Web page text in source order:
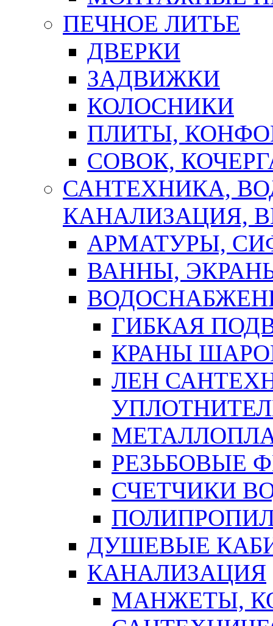
ПЕЧНОЕ ЛИТЬЕ
ДВЕРКИ
ЗАДВИЖКИ
КОЛОСНИКИ
ПЛИТЫ,
СОВОК,
САНТЕХНИКА,
КАНАЛИЗАЦИЯ,
АРМАТУРЫ,
ВАННЫ,
ГИБКАЯ
КРАНЫ
ЛЕН
РЕЗЬБОВЫЕ
СЧЕТЧИКИ
ДУШЕВЫЕ
КАНАЛИЗАЦИЯ
МАНЖЕТЫ,